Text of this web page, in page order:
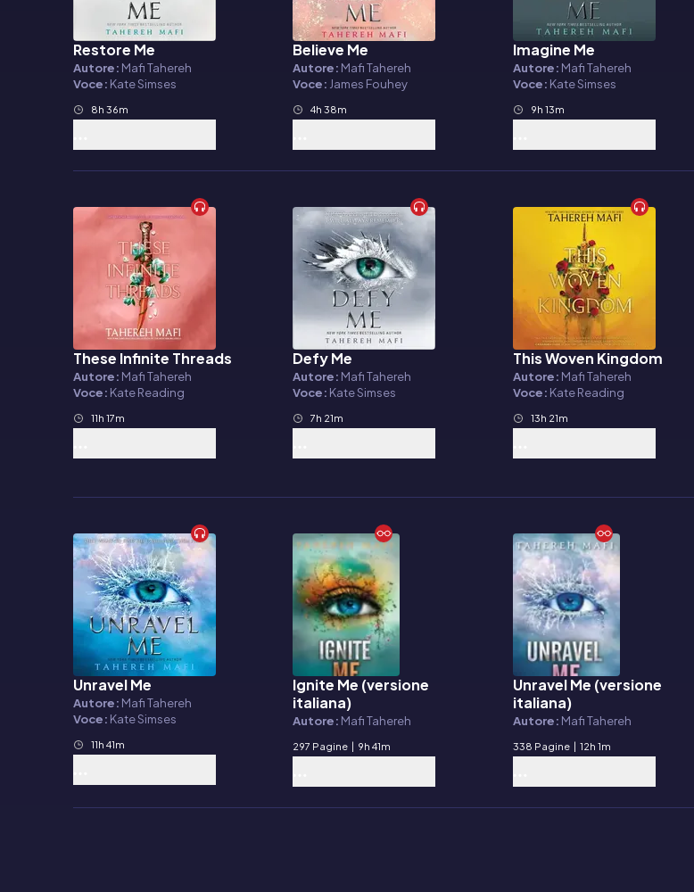
Audiolibro
Restore Me
Autore: Mafi Tahereh
Voce: Kate Simses
8h 36m
Audiolibro
Believe Me
Autore: Mafi Tahereh
Voce: James Fouhey
4h 38m
Audiolibro
Imagine Me
Autore: Mafi Tahereh
Voce: Kate Simses
9h 13m
Audiolibro
These Infinite Threads
Autore: Mafi Tahereh
Voce: Kate Reading
11h 17m
Audiolibro
Defy Me
Autore: Mafi Tahereh
Voce: Kate Simses
7h 21m
Audiolibro
This Woven Kingdom
Autore: Mafi Tahereh
Voce: Kate Reading
13h 21m
Audiolibro
Unravel Me
Autore: Mafi Tahereh
Voce: Kate Simses
11h 41m
E-book
Ignite Me (versione
italiana)
Autore: Mafi Tahereh
297 Pagine | 9h 41m
E-book
Unravel Me (versione
italiana)
Autore: Mafi Tahereh
338 Pagine | 12h 1m